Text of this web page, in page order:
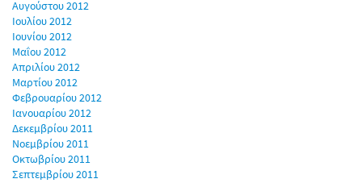
Αυγούστου 2012
Ιουλίου 2012
Ιουνίου 2012
Μαΐου 2012
Απριλίου 2012
Μαρτίου 2012
Φεβρουαρίου 2012
Ιανουαρίου 2012
Δεκεμβρίου 2011
Νοεμβρίου 2011
Οκτωβρίου 2011
Σεπτεμβρίου 2011